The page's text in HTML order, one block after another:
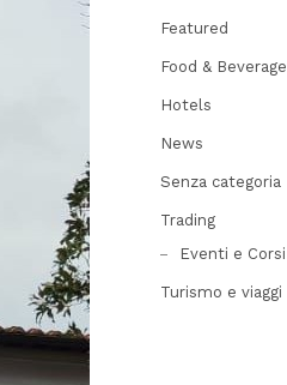
Featured
Food & Beverage
Hotels
News
Senza categoria
Trading
Eventi e Corsi
Turismo e viaggi